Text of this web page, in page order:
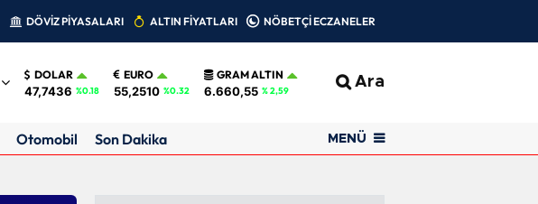
DÖVİZ PİYASALARI ALTIN FİYATLARI NÖBETÇİ ECZANELER
DOLAR
47,7436 %0.18
EURO
55,2510 %0.32
GRAM ALTIN
6.660,55 % 2,59 Ara
Otomobil Son Dakika MENÜ